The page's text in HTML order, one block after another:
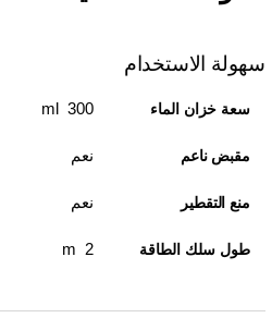
سهولة الاستخدام
سعة خزان الماء 300 ml
مقبض ناعم نعم
منع التقطير نعم
طول سلك الطاقة 2 m